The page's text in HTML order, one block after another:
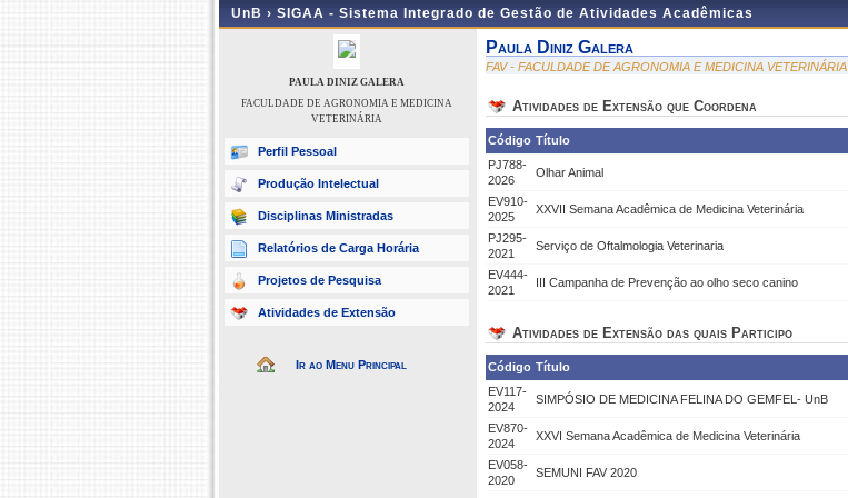
UnB › SIGAA - Sistema Integrado de Gestão de Atividades Acadêmicas
PAULA DINIZ GALERA
FACULDADE DE AGRONOMIA E MEDICINA
VETERINÁRIA
Perfil Pessoal
Produção Intelectual
Disciplinas Ministradas
Relatórios de Carga Horária
Projetos de Pesquisa
Atividades de Extensão
Ir ao Menu Principal
Paula Diniz Galera
FAV - FACULDADE DE AGRONOMIA E MEDICINA VETERINÁRIA
Atividades de Extensão que Coordena
Código Título
PJ788-
2026
Olhar Animal
EV910-
2025
XXVII Semana Acadêmica de Medicina Veterinária
PJ295-
2021
Serviço de Oftalmologia Veterinaria
EV444-
2021
III Campanha de Prevenção ao olho seco canino
Atividades de Extensão das quais Participo
Código Título
EV117-
2024
SIMPÓSIO DE MEDICINA FELINA DO GEMFEL- UnB
EV870-
2024
XXVI Semana Acadêmica de Medicina Veterinária
EV058-
2020
SEMUNI FAV 2020